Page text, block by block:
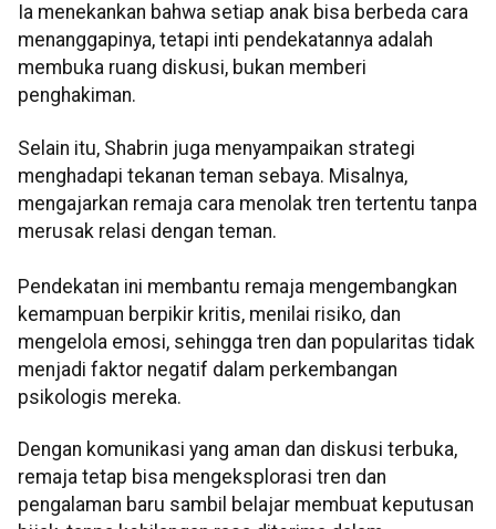
Ia menekankan bahwa setiap anak bisa berbeda cara
menanggapinya, tetapi inti pendekatannya adalah
membuka ruang diskusi, bukan memberi
penghakiman.
Selain itu, Shabrin juga menyampaikan strategi
menghadapi tekanan teman sebaya. Misalnya,
mengajarkan remaja cara menolak tren tertentu tanpa
merusak relasi dengan teman.
Pendekatan ini membantu remaja mengembangkan
kemampuan berpikir kritis, menilai risiko, dan
mengelola emosi, sehingga tren dan popularitas tidak
menjadi faktor negatif dalam perkembangan
psikologis mereka.
Dengan komunikasi yang aman dan diskusi terbuka,
remaja tetap bisa mengeksplorasi tren dan
pengalaman baru sambil belajar membuat keputusan